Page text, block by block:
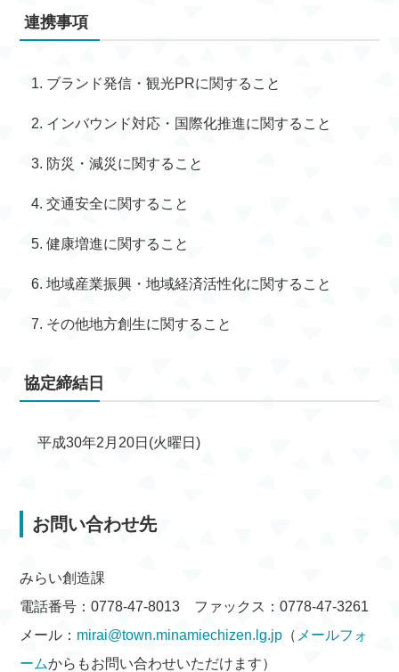
連携事項
ブランド発信・観光PRに関すること
インバウンド対応・国際化推進に関すること
防災・減災に関すること
交通安全に関すること
健康増進に関すること
地域産業振興・地域経済活性化に関すること
その他地方創生に関すること
協定締結日
平成30年2月20日(火曜日)
お問い合わせ先
みらい創造課
電話番号：0778-47-8013 ファックス：0778-47-3261
メール： mirai@town.minamiechizen.lg.jp （ メールフォ
ームからもお問い合わせいただけます）